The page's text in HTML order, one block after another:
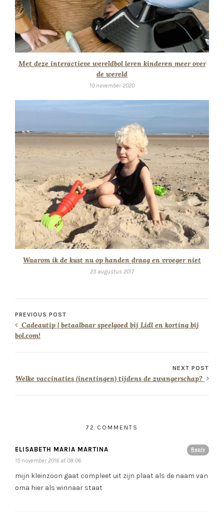
Met deze interactieve wereldbol leren kinderen meer over
de wereld
10 november 2020
Waarom ik de kust nu op handen draag en vroeger niet
23 augustus 2017
PREVIOUS POST
Cadeautip | betaalbaar speelgoed bij Lidl en korting bij
bol.com!
NEXT POST
Welke vaccinaties (inentingen) tijdens de zwangerschap?
72 COMMENTS
Reply
ELISABETH MARIA MARTINA
15 november 2016 at 08:06
mijn kleinzoon gaat compleet uit zijn plaat als de naam van
oma hier als winnaar staat